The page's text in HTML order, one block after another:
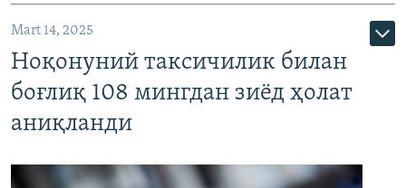
Mart 14, 2025
Ноқонуний таксичилик билан
боғлиқ 108 мингдан зиёд ҳолат
аниқланди